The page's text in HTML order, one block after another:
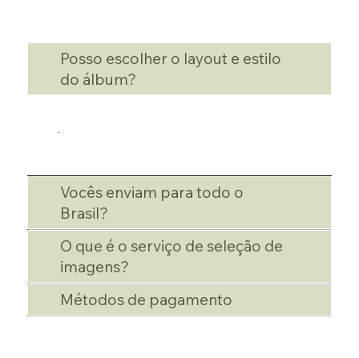
Posso escolher o layout e estilo
do álbum?
Vocês enviam para todo o
Brasil?
O que é o serviço de seleção de
imagens?
Métodos de pagamento